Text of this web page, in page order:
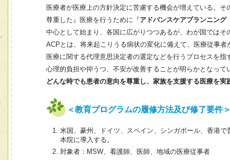
医療者が医療上の方針決定に苦慮する機会が増えている。
尊重した』医療を行うために『アドバンスケアプランニング
中心として始まり、各国に広がりつつあるが、わが国ではそ
ACPとは、将来起こりうる病状の変化に備えて、医療従事
医療に関する代理意思決定者の選定などを行うプロセスを
心理的負担や抑うつ、不安が改善することが明らかとなっ
どんな時でも患者の意向を尊重し、家族を支援する医療を実
＜教育プログラムの履修方法及び修了要件
米国、豪州、ドイツ、スペイン、シンガポール、香港
本院に導入する。
対象者：MSW、看護師、医師、地域の医療従事者